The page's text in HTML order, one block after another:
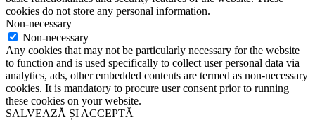
cookies do not store any personal information.
Non-necessary
Non-necessary
Any cookies that may not be particularly necessary for the website
to function and is used specifically to collect user personal data via
analytics, ads, other embedded contents are termed as non-necessary
cookies. It is mandatory to procure user consent prior to running
these cookies on your website.
SALVEAZĂ ȘI ACCEPTĂ